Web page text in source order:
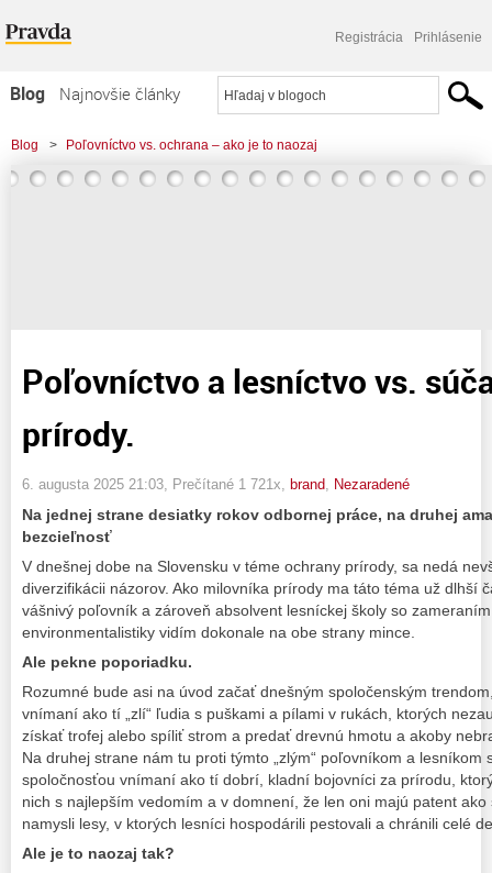
Registrácia Prihlásenie
Blog
Najnovšie články
Najčítanejšie články
Najkomentovanejšie články
Blog > Poľovníctvo vs. ochrana – ako je to naozaj
> Poľovníctvo a lesníctvo vs. súčasná ochrana prírody.
Poľovníctvo a lesníctvo vs.
prírody.
6. augusta 2025 21:03 , Prečítané 1 721x, brand Nezaradené
Na jednej strane desiatky rokov odbornej práce, na druhej
bezcieľnosť
V dnešnej dobe na Slovensku v téme ochrany prírody, sa nedá
diverzifikácii názorov. Ako milovníka prírody ma táto téma už dlhší
vášnivý poľovník a zároveň absolvent lesníckej školy so
environmentalistiky vidím dokonale na obe strany mince.
Ale pekne poporiadku.
Rozumné bude asi na úvod začať dnešným spoločenským
vnímaní ako tí „zlí“ ľudia s puškami a pílami v rukách, ktorých
získať trofej alebo spíliť strom a predať drevnú hmotu a akoby
Na druhej strane nám tu proti týmto „zlým“ poľovníkom a lesníkom
spoločnosťou vnímaní ako tí dobrí, kladní bojovníci za prírodu,
nich s najlepším vedomím a v domnení, že len oni majú patent
namysli lesy, v ktorých lesníci hospodárili pestovali a chránili celé
Ale je to naozaj tak?